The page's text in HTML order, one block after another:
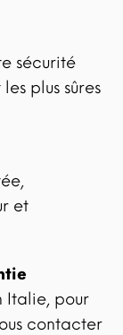
sécurité
plus sûres
et
Italie, pour
contacter